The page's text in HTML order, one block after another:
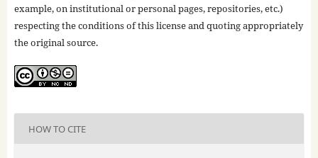
example, on institutional or personal pages, repositories, etc.)
respecting the conditions of this license and quoting appropriately
the original source.
HOW TO CITE